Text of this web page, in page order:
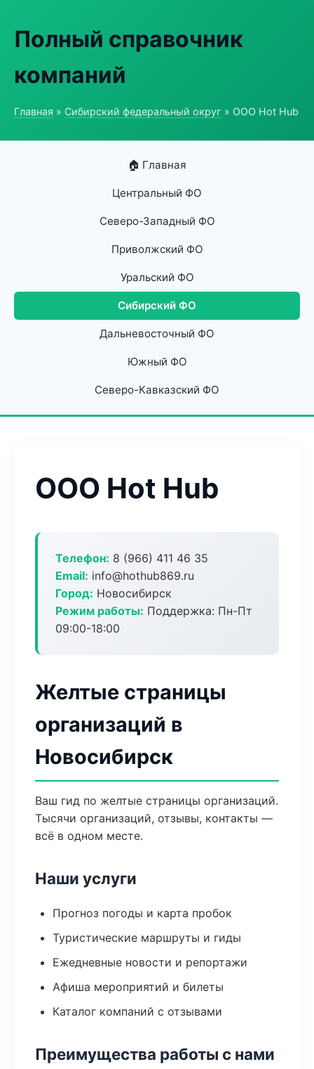
Полный справочник
компаний
Главная » Сибирский федеральный округ » ООО Hot Hub
🏠 Главная
Центральный ФО
Северо-Западный ФО
Приволжский ФО
Уральский ФО
Сибирский ФО
Дальневосточный ФО
Южный ФО
Северо-Кавказский ФО
ООО Hot Hub
Телефон: 8 (966) 411 46 35
Email: info@hothub869.ru
Город: Новосибирск
Режим работы: Поддержка: Пн-Пт
09:00-18:00
Желтые страницы
организаций в
Новосибирск
Ваш гид по желтые страницы организаций.
Тысячи организаций, отзывы, контакты —
всё в одном месте.
Наши услуги
Прогноз погоды и карта пробок
Туристические маршруты и гиды
Ежедневные новости и репортажи
Афиша мероприятий и билеты
Каталог компаний с отзывами
Преимущества работы с нами